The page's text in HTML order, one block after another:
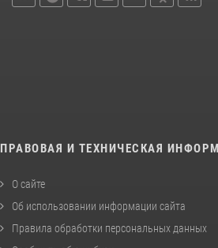
ПРАВОВАЯ И ТЕХНИЧЕСКАЯ
О сайте
Об использовании информации сайта
Правила обработки персональных данных